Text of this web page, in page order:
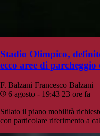
Stadio Olimpico,
ecco aree di parcheggio
F. Balzani Francesco Balzani
6 agosto - 19:43 23 ore fa
Stilato il piano mobilità
con particolare riferimento a